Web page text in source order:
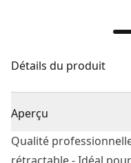
Détails du produit
Aperçu
Qualité